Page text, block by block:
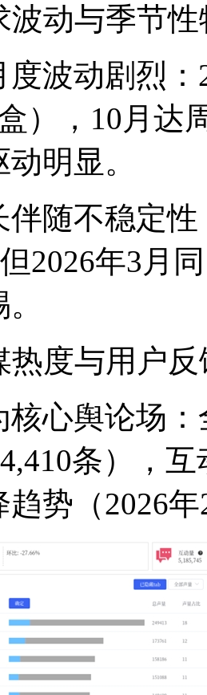
动与季节性
动剧烈：
盒），10月
明显。
不稳定性
2026年3月
度与用户反
舆论场：
条），
势（2026